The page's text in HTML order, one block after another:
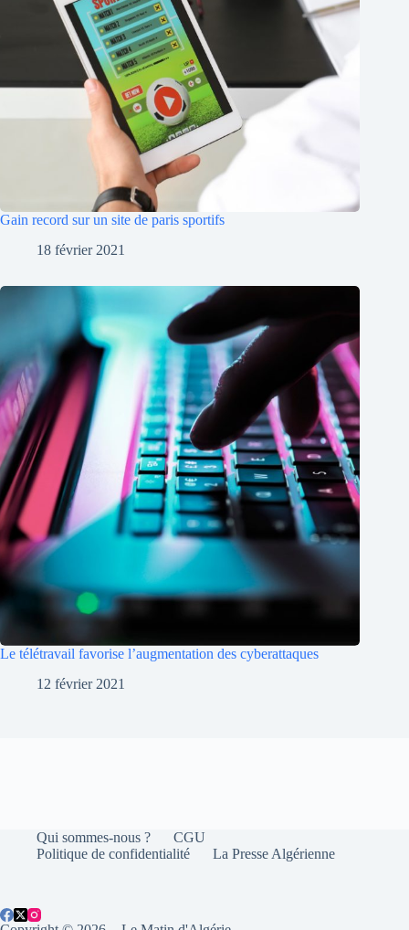
Gain record sur un site de paris sportifs
18 février 2021
Le télétravail favorise l’augmentation des cyberattaques
12 février 2021
Qui sommes-nous ?
CGU
Politique de confidentialité
La Presse Algérienne